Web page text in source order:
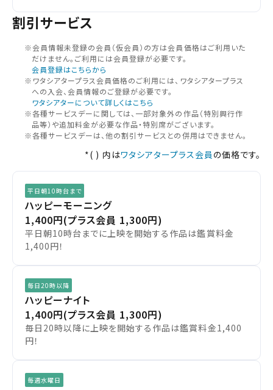
チケット購入
チケットの購入は下記リンクより、ご覧になりたい作品を選
択しご購入ください。
上映スケジュールを確認する
その他の劇場を選ぶ
無料のワタシアターライト会員もあります。
予約を確認・変更する
チケットの予約状況の確認及び予約を変更したい場合は、
閉じる
お近くの劇場から選ぶ
都道府県から選ぶ
北海道
東北
関東
北越
割引サービス
※会員情報未登録の会員（仮会員）の⽅は会員価格はご利⽤いた
だけません。ご利⽤には会員登録が必要です。
会員登録はこちらから
※ワタシアタープラス会員価格のご利用には、ワタシアタープラス
への入会、会員情報のご登録が必要です。
ワタシアターについて詳しくはこちら
※各種サービスデーに関しては、一部対象外の作品（特別興行作
品等）や追加料金が必要な作品・特別席がございます。
※各種サービスデーは、他の割引サービスとの併用はできません。
*( ) 内はワタシアタープラス会員 の価格です。
平日朝10時台まで
ハッピーモーニング
1,400円(プラス会員 1,300円)
平日朝10時台までに上映を開始する作品は鑑賞料金
1,400円！
毎日20時以降
ハッピーナイト
1,400円(プラス会員 1,300円)
毎日20時以降に上映を開始する作品は鑑賞料金1,400
円！
毎週水曜日
劇場を変更すると、STEP2以降で選択いただいた情報は解除
されます。
上映日を変更すると、STEP3以降で選択いただいた情報は解
除されます。